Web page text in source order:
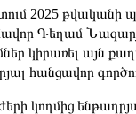
2025
Գեղամ
կիրառել այն
հանցավոր
կողմից